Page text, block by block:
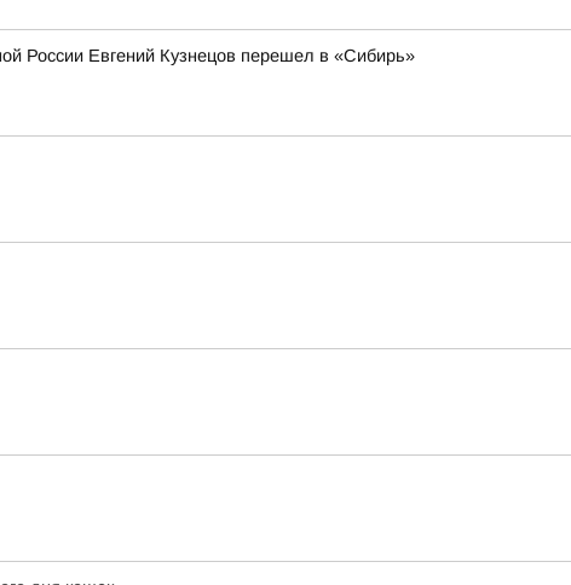
России Евгений Кузнецов перешел в «Сибирь»